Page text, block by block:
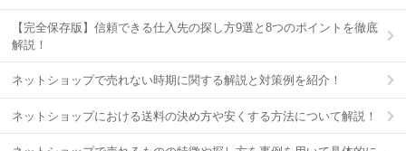
【完全保存版】信頼できる仕入先の探し方9選と8つのポイントを徹底
解説！
ネットショップで売れない時期に関する解説と対策例を紹介！
ネットショップにおける送料の決め方や安くする方法について解説！